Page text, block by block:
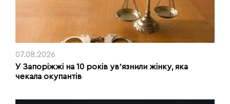
07.08.2026
У Запоріжжі на 10 років увʼязнили жінку, яка
чекала окупантів